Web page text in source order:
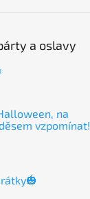
a oslavy
na
vzpomínat!